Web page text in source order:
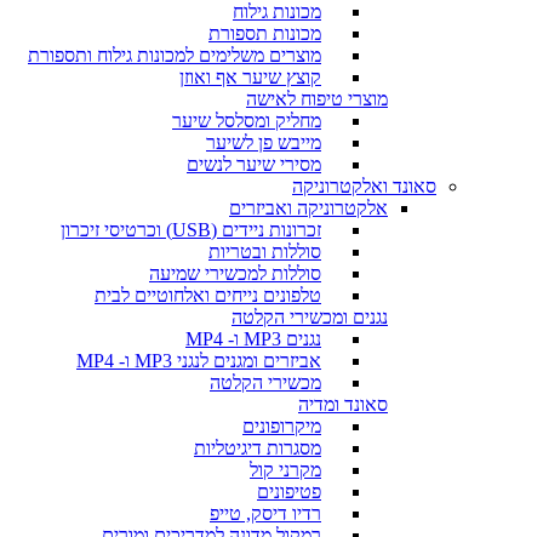
מכונות גילוח
מכונות תספורת
מוצרים משלימים למכונות גילוח ותספורת
קוצץ שיער אף ואוזן
מוצרי טיפוח לאישה
מחליק ומסלסל שיער
מייבש פן לשיער
מסירי שיער לנשים
סאונד ואלקטרוניקה
אלקטרוניקה ואביזרים
זכרונות ניידים (USB) וכרטיסי זיכרון
סוללות ובטריות
סוללות למכשירי שמיעה
טלפונים נייחים ואלחוטיים לבית
נגנים ומכשירי הקלטה
נגנים MP3 ו- MP4
אביזרים ומגנים לנגני MP3 ו- MP4
מכשירי הקלטה
סאונד ומדיה
מיקרופונים
מסגרות דיגיטליות
מקרני קול
פטיפונים
רדיו דיסק, טייפ